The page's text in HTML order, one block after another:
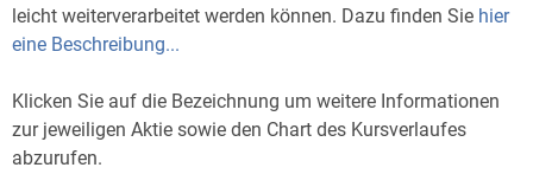
leicht weiterverarbeitet werden können. Dazu finden Sie hier
eine Beschreibung...
Klicken Sie auf die Bezeichnung um weitere Informationen
zur jeweiligen Aktie sowie den Chart des Kursverlaufes
abzurufen.